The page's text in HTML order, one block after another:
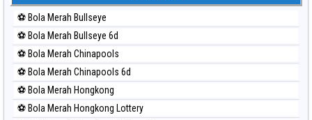
Paito Harian Sydney Lotto
Paito Harian Sydney Pools 6d
Paito Harian Taipei
Paito Harian Taiwan
⚽ Bola Merah Bullseye
⚽ Bola Merah Bullseye 6d
⚽ Bola Merah Chinapools
⚽ Bola Merah Chinapools 6d
⚽ Bola Merah Hongkong
⚽ Bola Merah Hongkong Lottery